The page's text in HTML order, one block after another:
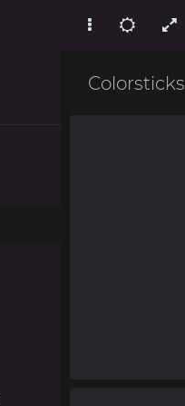
Colorsticks